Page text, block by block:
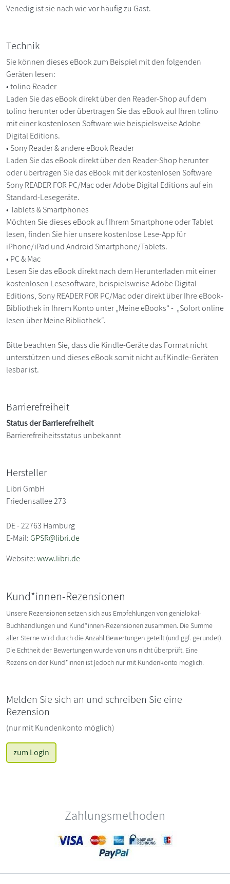
Venedig ist sie nach wie vor häufig zu Gast.
Technik
Sie können dieses eBook zum Beispiel mit den folgenden
Geräten lesen:
• tolino Reader
Laden Sie das eBook direkt über den Reader-Shop auf dem
tolino herunter oder übertragen Sie das eBook auf Ihren tolino
mit einer kostenlosen Software wie beispielsweise Adobe
Digital Editions.
• Sony Reader & andere eBook Reader
Laden Sie das eBook direkt über den Reader-Shop herunter
oder übertragen Sie das eBook mit der kostenlosen Software
Sony READER FOR PC/Mac oder Adobe Digital Editions auf ein
Standard-Lesegeräte.
• Tablets & Smartphones
Möchten Sie dieses eBook auf Ihrem Smartphone oder Tablet
lesen, finden Sie hier unsere kostenlose Lese-App für
iPhone/iPad und Android Smartphone/Tablets.
• PC & Mac
Lesen Sie das eBook direkt nach dem Herunterladen mit einer
kostenlosen Lesesoftware, beispielsweise Adobe Digital
Editions, Sony READER FOR PC/Mac oder direkt über Ihre eBook-
Bibliothek in Ihrem Konto unter „Meine eBooks“ - „Sofort online
lesen über Meine Bibliothek“.
Bitte beachten Sie, dass die Kindle-Geräte das Format nicht
unterstützen und dieses eBook somit nicht auf Kindle-Geräten
lesbar ist.
Barrierefreiheit
Status der Barrierefreiheit
Barrierefreiheitsstatus unbekannt
Hersteller
Libri GmbH
Friedensallee 273
DE - 22763 Hamburg
E-Mail:GPSR@libri.de
Website:www.libri.de
Kund*innen-Rezensionen
Unsere Rezensionen setzen sich aus Empfehlungen von genialokal-
Buchhandlungen und Kund*innen-Rezensionen zusammen. Die Summe
aller Sterne wird durch die Anzahl Bewertungen geteilt (und ggf. gerundet).
Die Echtheit der Bewertungen wurde von uns nicht überprüft. Eine
Rezension der Kund*innen ist jedoch nur mit Kundenkonto möglich.
Melden Sie sich an und schreiben Sie eine
Rezension
(nur mit Kundenkonto möglich)
zum Login
Zahlungsmethoden